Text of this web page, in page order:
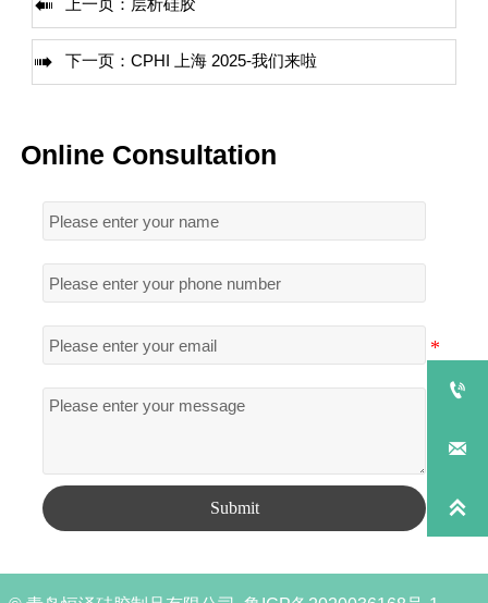
 上一页： 层析硅胶
 下一页： CPHI 上海 2025-我们来啦
Online Consultation
Submit


